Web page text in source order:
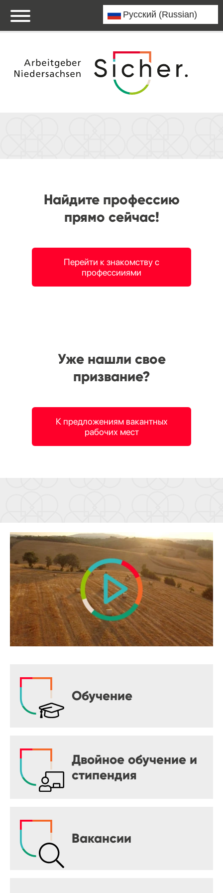
Найдите профессию
прямо сейчас!
Перейти к знакомству с
профессииями
Уже нашли свое
призвание?
К предложениям вакантных
рабочих мест
Обучение
Двойное обучение и
стипендия
Вакансии